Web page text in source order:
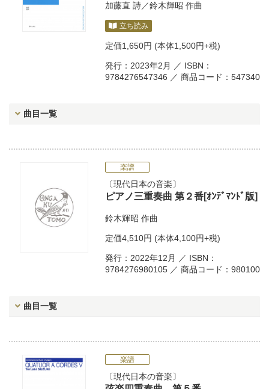
加藤直 詩／鈴木輝昭 作曲
立ち読み
定価1,650円 (本体1,500円+税)
発行：2023年2月 ／ ISBN：
9784276547346 ／ 商品コード：547340
曲目一覧
楽譜
現代日本の音楽
ピアノ三重奏曲 第２番[ｵﾝﾃﾞﾏﾝﾄﾞ版]
鈴木輝昭 作曲
定価4,510円 (本体4,100円+税)
発行：2022年12月 ／ ISBN：
9784276980105 ／ 商品コード：980100
曲目一覧
楽譜
現代日本の音楽